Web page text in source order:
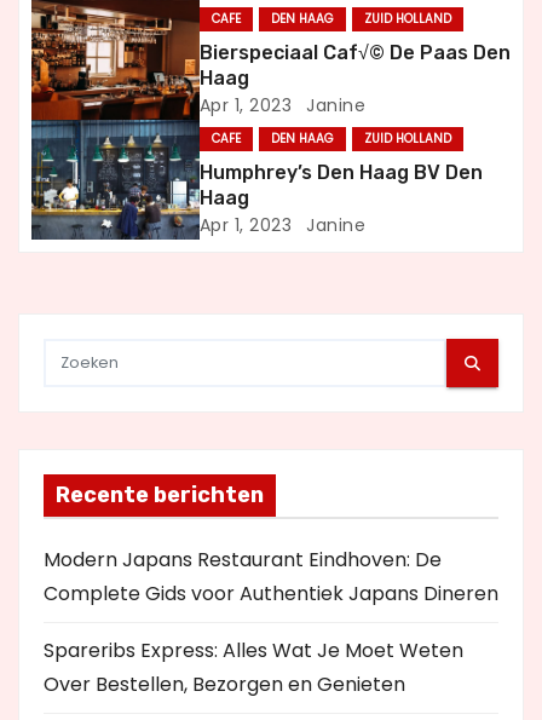
i
g
a
t
i
CAFE DEN HAAG ZUID HOLLAND
Bierspeciaal Caf√© De Paas Den
Haag
Apr 1, 2023 Janine
CAFE DEN HAAG ZUID HOLLAND
Humphrey’s Den Haag BV Den
Haag
Apr 1, 2023 Janine
Recente berichten
Modern Japans Restaurant Eindhoven: De
Complete Gids voor Authentiek Japans Dineren
Spareribs Express: Alles Wat Je Moet Weten
Over Bestellen, Bezorgen en Genieten